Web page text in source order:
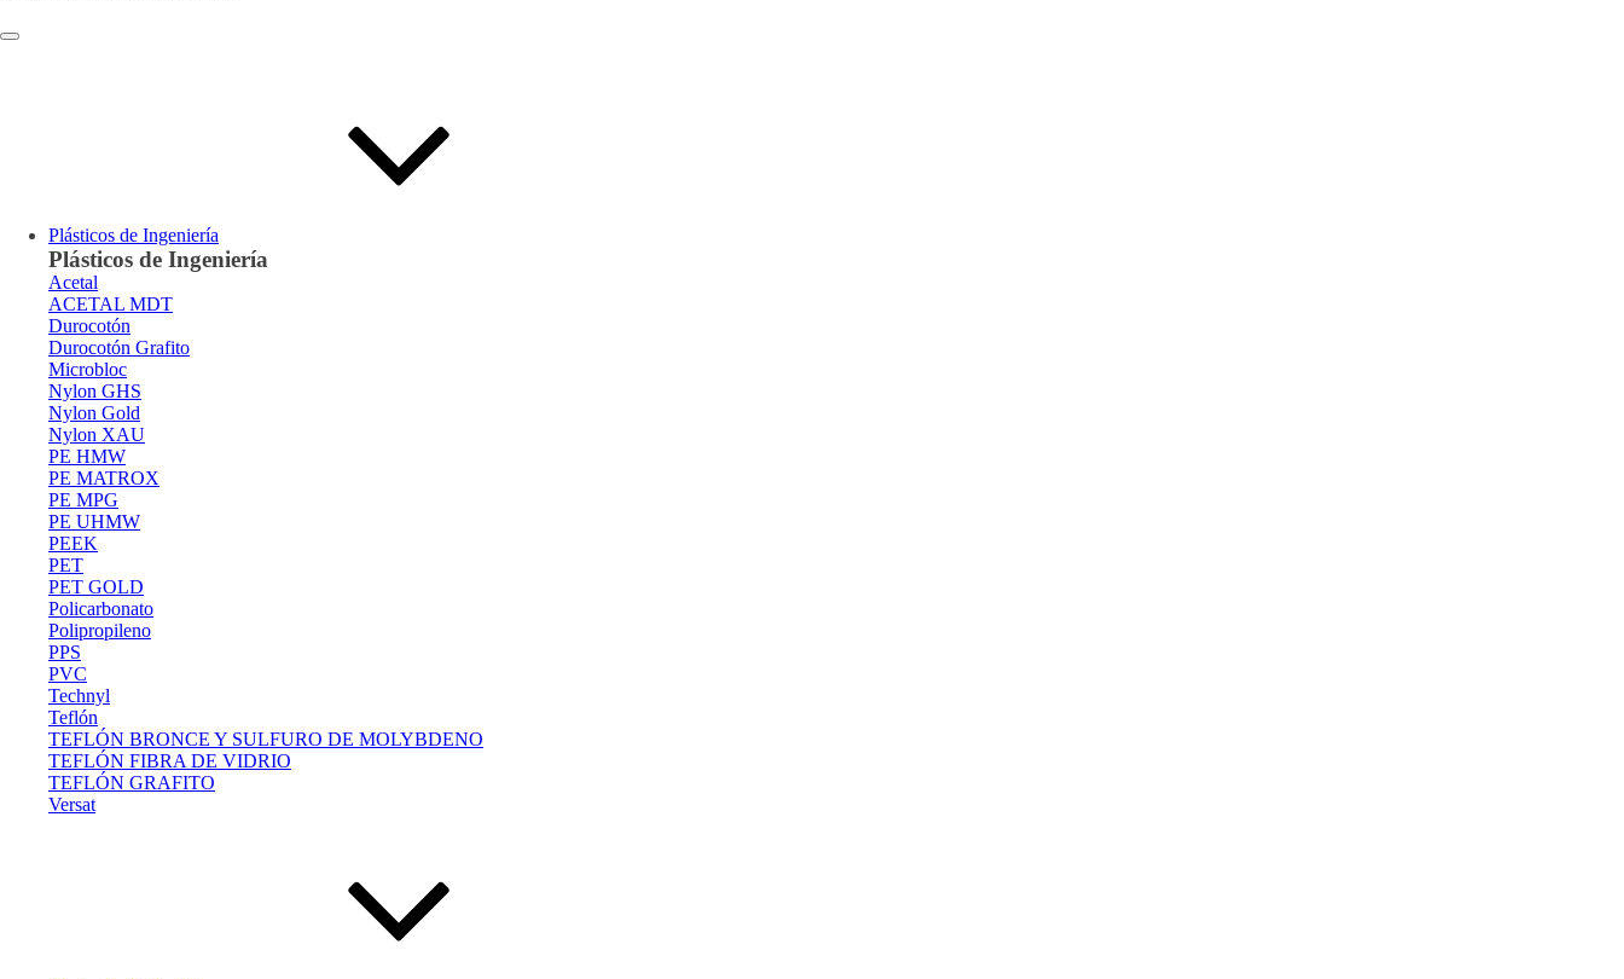
Plásticos de Ingeniería
Plásticos de Ingeniería
Acetal
ACETAL MDT
Durocotón
Durocotón Grafito
Microbloc
Nylon GHS
Nylon Gold
Nylon XAU
PE HMW
PE MATROX
PE MPG
PE UHMW
PEEK
PET
PET GOLD
Policarbonato
Polipropileno
PPS
PVC
Technyl
Teflón
TEFLÓN BRONCE Y SULFURO DE MOLYBDENO
TEFLÓN FIBRA DE VIDRIO
TEFLÓN GRAFITO
Versat